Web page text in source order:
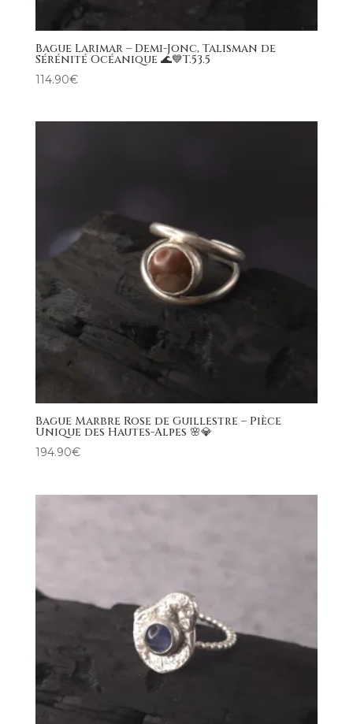
Bague Larimar – Demi-Jonc, Talisman de
Sérénité Océanique 🌊💙T.53.5
114.90€
Bague Marbre Rose de Guillestre – Pièce
Unique des Hautes-Alpes 🌸💎
194.90€